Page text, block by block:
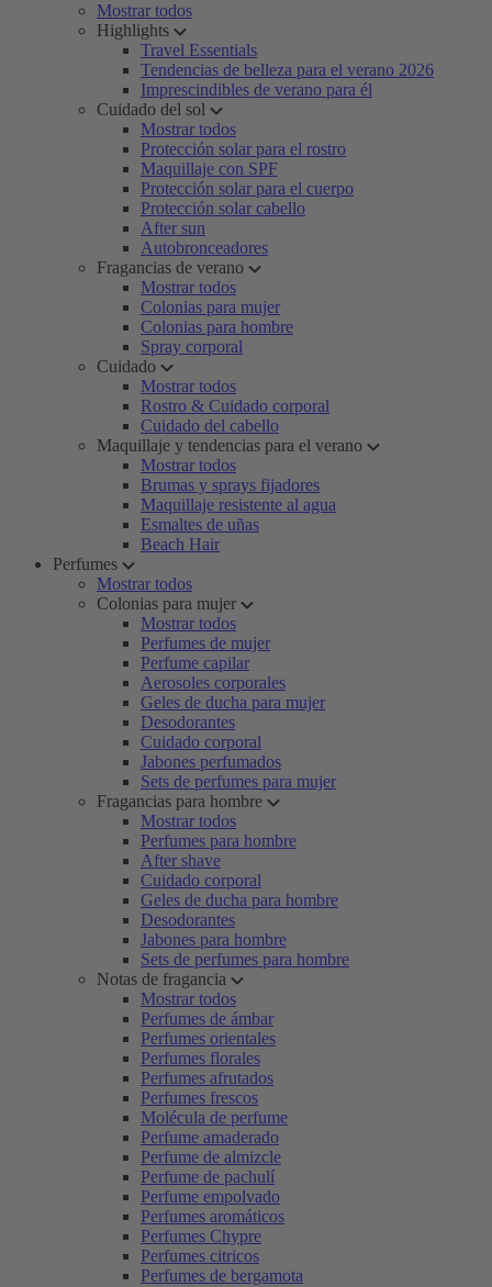
Mostrar todos
Highlights
Travel Essentials
Tendencias de belleza para el verano 2026
Imprescindibles de verano para él
Cuidado del sol
Mostrar todos
Protección solar para el rostro
Maquillaje con SPF
Protección solar para el cuerpo
Protección solar cabello
After sun
Autobronceadores
Fragancias de verano
Mostrar todos
Colonias para mujer
Colonias para hombre
Spray corporal
Cuidado
Mostrar todos
Rostro & Cuidado corporal
Cuidado del cabello
Maquillaje y tendencias para el verano
Mostrar todos
Brumas y sprays fijadores
Maquillaje resistente al agua
Esmaltes de uñas
Beach Hair
Perfumes
Mostrar todos
Colonias para mujer
Mostrar todos
Perfumes de mujer
Perfume capilar
Aerosoles corporales
Geles de ducha para mujer
Desodorantes
Cuidado corporal
Jabones perfumados
Sets de perfumes para mujer
Fragancias para hombre
Mostrar todos
Perfumes para hombre
After shave
Cuidado corporal
Geles de ducha para hombre
Desodorantes
Jabones para hombre
Sets de perfumes para hombre
Notas de fragancia
Mostrar todos
Perfumes de ámbar
Perfumes orientales
Perfumes florales
Perfumes afrutados
Perfumes frescos
Molécula de perfume
Perfume amaderado
Perfume de almizcle
Perfume de pachulí
Perfume empolvado
Perfumes aromáticos
Perfumes Chypre
Perfumes citricos
Perfumes de bergamota